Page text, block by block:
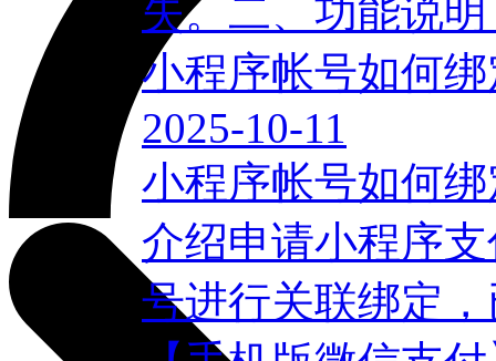
失。二、功能说
小程序帐号如何
2025-10-11
小程序帐号如何
介绍申请小程序
号进行关联绑定